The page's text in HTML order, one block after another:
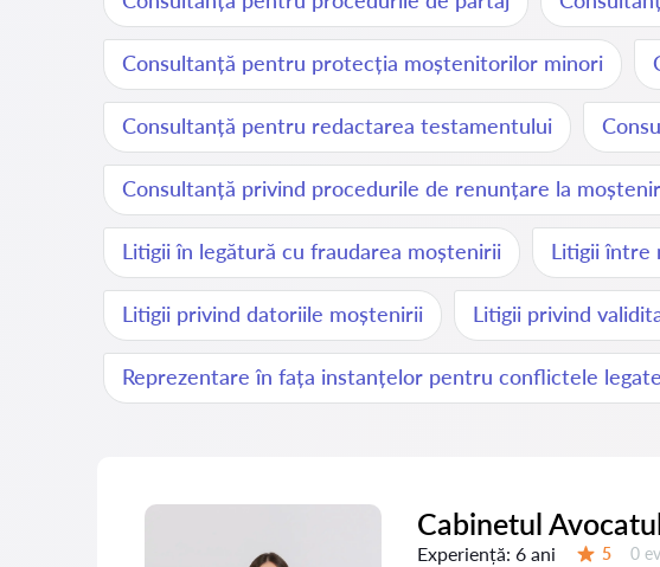
Consultanță pentru protecția moștenitorilor minori
Consultanță pentru redactarea testamentului
Consultanță privind procedurile de renunțare la
Litigii în legătură cu fraudarea moștenirii Litigii între
Litigii privind datoriile moștenirii Litigii privind
Reprezentare în fața instanțelor pentru conflictele
Cabinetul
Experiență: 6 ani 5 0